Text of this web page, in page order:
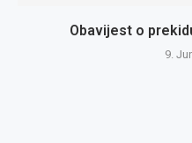
Obavijest o
9.